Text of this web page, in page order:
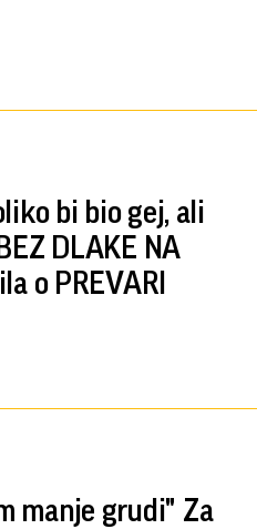
bi bio gej, ali
DLAKE NA
o PREVARI
manje grudi" Za